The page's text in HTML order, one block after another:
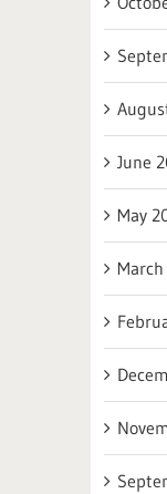
June
May